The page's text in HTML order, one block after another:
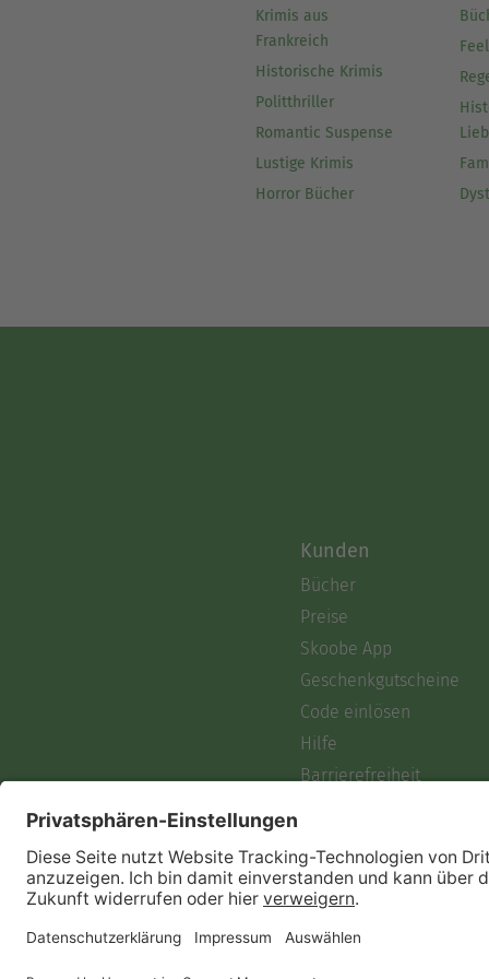
Krimis aus
Frankreich
Historische Krimis
Politthriller
Romantic Suspense
Lustige Krimis
Horror Bücher
Kunden
Bücher
Preise
Skoobe App
Geschenkgutscheine
Code einlösen
Hilfe
Barrierefreiheit